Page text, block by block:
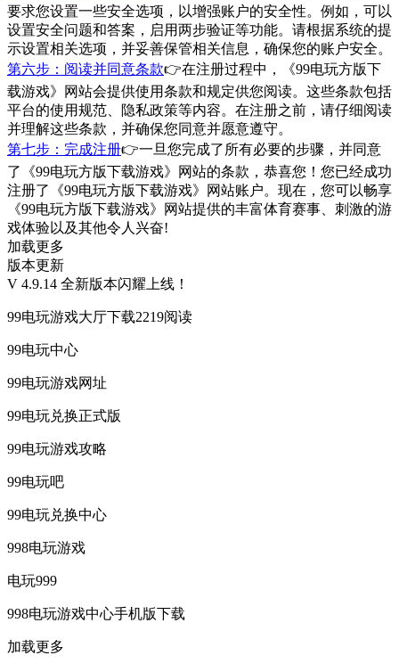
要求您设置一些安全选项，以增强账户的安全性。例如，可以
设置安全问题和答案，启用两步验证等功能。请根据系统的提
示设置相关选项，并妥善保管相关信息，确保您的账户安全。
第六步：阅读并同意条款👉在注册过程中，《99电玩方版下
载游戏》网站会提供使用条款和规定供您阅读。这些条款包括
平台的使用规范、隐私政策等内容。在注册之前，请仔细阅读
并理解这些条款，并确保您同意并愿意遵守。
第七步：完成注册👉一旦您完成了所有必要的步骤，并同意
了《99电玩方版下载游戏》网站的条款，恭喜您！您已经成功
注册了《99电玩方版下载游戏》网站账户。现在，您可以畅享
《99电玩方版下载游戏》网站提供的丰富体育赛事、刺激的游
戏体验以及其他令人兴奋!
加载更多
版本更新
V 4.9.14 全新版本闪耀上线！
99电玩游戏大厅下载2219阅读
99电玩中心
99电玩游戏网址
99电玩兑换正式版
99电玩游戏攻略
99电玩吧
99电玩兑换中心
998电玩游戏
电玩999
998电玩游戏中心手机版下载
加载更多